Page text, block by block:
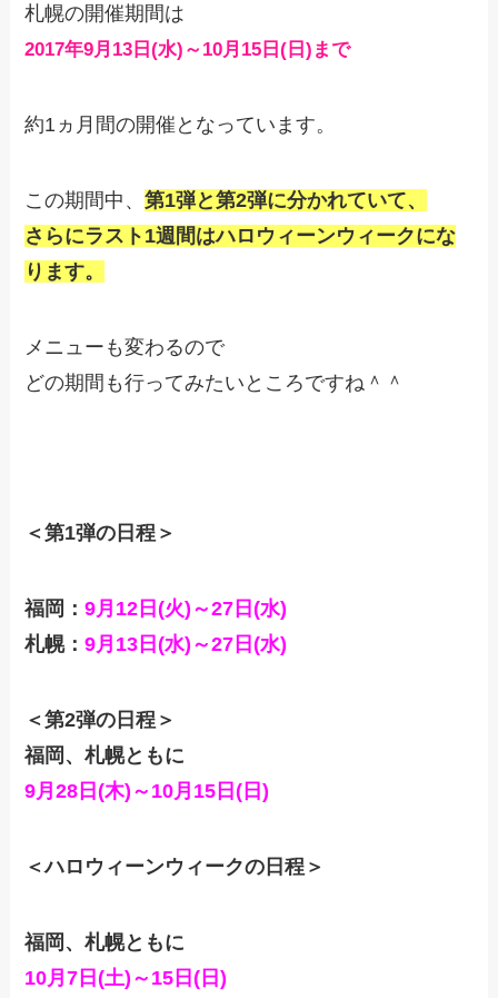
札幌の開催期間は
2017年9月13日(水)～10月15日(日)まで
約1ヵ月間の開催となっています。
この期間中、第1弾と第2弾に分かれていて、
さらにラスト1週間はハロウィーンウィークにな
ります。
メニューも変わるので
どの期間も行ってみたいところですね＾＾
＜第1弾の日程＞
福岡：9月12日(火)～27日(水)
札幌：9月13日(水)～27日(水)
＜第2弾の日程＞
福岡、札幌ともに
9月28日(木)～10月15日(日)
＜ハロウィーンウィークの日程＞
福岡、札幌ともに
10月7日(土)～15日(日)